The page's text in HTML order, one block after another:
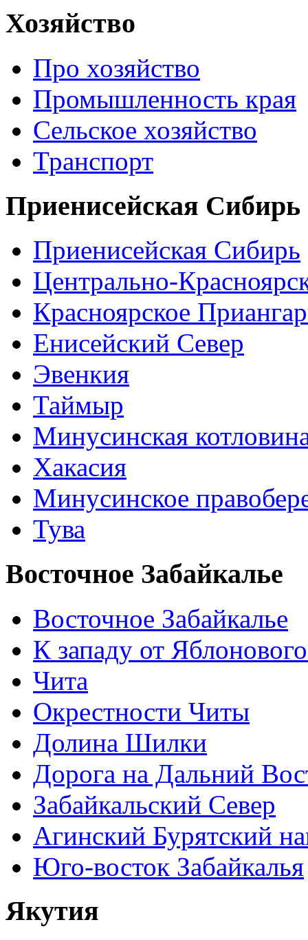
Хозяйство
Про хозяйство
Промышленность края
Сельское хозяйство
Транспорт
Приенисейская Сибирь
Приенисейская Сибирь
Центрально-
Красноярское
Енисейский Север
Эвенкия
Таймыр
Минусинская
Хакасия
Минусинское
Тува
Восточное Забайкалье
Восточное Забайкалье
К западу от
Чита
Окрестности Читы
Долина Шилки
Дорога на Дальний
Забайкальский Север
Агинский Бурятский
Юго-восток Забайкалья
Якутия